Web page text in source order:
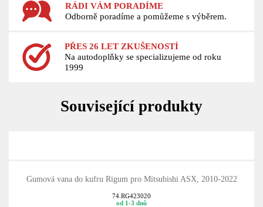
RÁDI VÁM PORADÍME
Odborně poradíme a pomůžeme s výběrem.
PŘES 26 LET ZKUŠENOSTÍ
Na autodoplňky se specializujeme od roku
1999
Související produkty
Gumová vana do kufru Rigum pro Mitsubishi ASX, 2010-2022
74.RG423020
od 1-3 dnů